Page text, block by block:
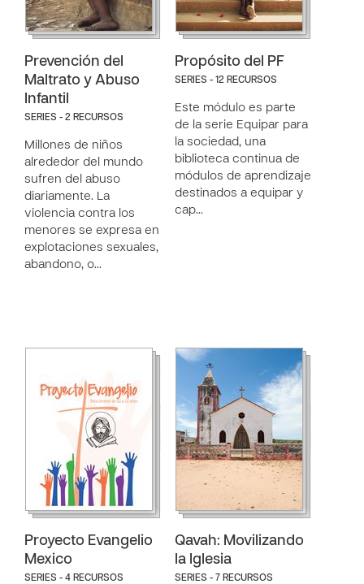
Prevención del
Maltrato y Abuso
Infantil
SERIES - 2 RECURSOS
Millones de niños
alrededor del mundo
sufren del abuso
diariamente. La
violencia contra los
menores se expresa en
explotaciones sexuales,
abandono, o…
Propósito del PF
SERIES - 12 RECURSOS
Este módulo es parte
de la serie Equipar para
la sociedad, una
biblioteca continua de
módulos de aprendizaje
destinados a equipar y
cap…
Proyecto Evangelio
Mexico
SERIES - 4 RECURSOS
Qavah: Movilizando
la Iglesia
SERIES - 7 RECURSOS